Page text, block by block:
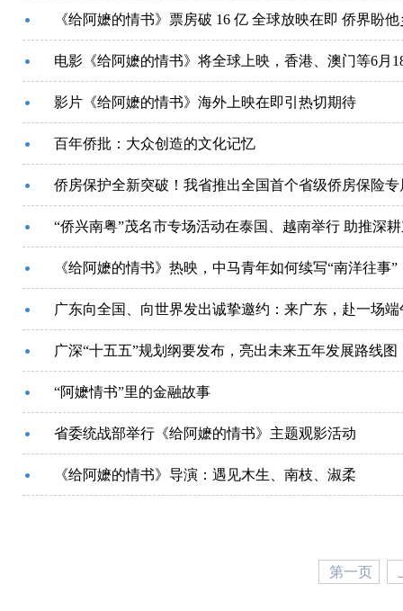
《给阿嬷的情书》票房破 16 亿 全球放映在即 侨界盼
电影《给阿嬷的情书》将全球上映，香港、澳门等6月
影片《给阿嬷的情书》海外上映在即引热切期待
百年侨批：大众创造的文化记忆
侨房保护全新突破！我省推出全国首个省级侨房保险专
“侨兴南粤”茂名市专场活动在泰国、越南举行 助推深
《给阿嬷的情书》热映，中马青年如何续写“南洋往事”
广东向全国、向世界发出诚挚邀约：来广东，赴一场
广深“十五五”规划纲要发布，亮出未来五年发展路线图
“阿嬷情书”里的金融故事
省委统战部举行《给阿嬷的情书》主题观影活动
《给阿嬷的情书》导演：遇见木生、南枝、淑柔
第一页